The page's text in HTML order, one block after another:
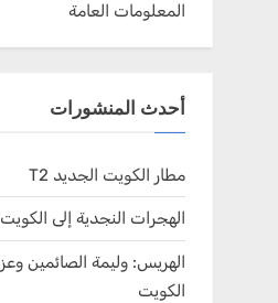
المعلومات العامة
أحدث المنشورات
مطار الكويت الجديد T2
الهجرات النجدية إلى الكويت
الهريس: وليمة الصائمين
الكويت